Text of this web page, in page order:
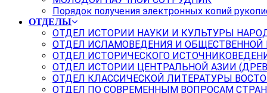
Порядок получения электронных копий
ОТДЕЛЫ
ОТДЕЛ ИСТОРИИ НАУКИ И КУЛЬТУРЫ
ОТДЕЛ ИСЛАМОВЕДЕНИЯ И
ОТДЕЛ ИСТОРИЧЕСКОГО
ОТДЕЛ ИСТОРИИ ЦЕНТРАЛЬНОЙ АЗИИ
ОТДЕЛ КЛАССИЧЕСКОЙ ЛИТЕРАТУРЫ
ОТДЕЛ ПО СОВРЕМЕННЫМ ВОПРОСАМ